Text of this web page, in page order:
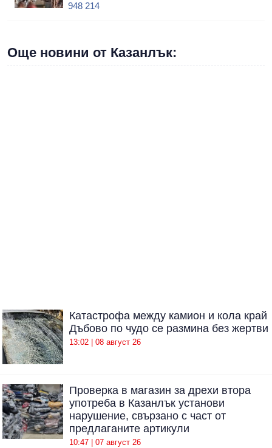
948 214
Още новини от Казанлък:
Катастрофа между камион и кола край
Дъбово по чудо се размина без жертви
13:02 | 08 август 26
Проверка в магазин за дрехи втора
употреба в Казанлък установи
нарушение, свързано с част от
предлаганите артикули
10:47 | 07 август 26